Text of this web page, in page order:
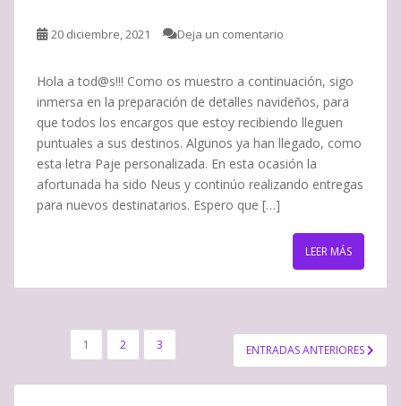
20 diciembre, 2021 Deja un comentario
Hola a tod@s!!! Como os muestro a continuación, sigo
inmersa en la preparación de detalles navideños, para
que todos los encargos que estoy recibiendo lleguen
puntuales a sus destinos. Algunos ya han llegado, como
esta letra Paje personalizada. En esta ocasión la
afortunada ha sido Neus y continúo realizando entregas
para nuevos destinatarios. Espero que […]
LEER MÁS
NAVEGACIÓN
ENTRADAS
1 2 3 ENTRADAS ANTERIORES